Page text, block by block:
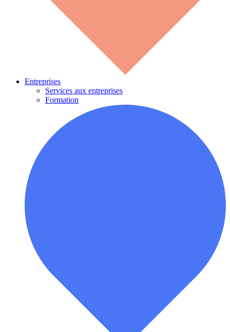
Entreprises
Services aux entreprises
Formation